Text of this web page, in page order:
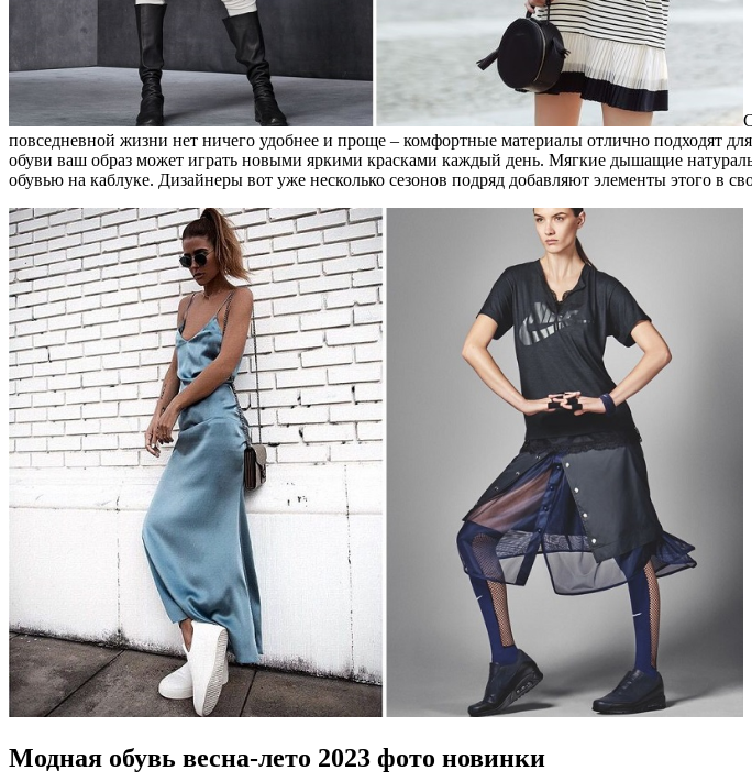
повседневной жизни нет ничего удобнее и проще – комфортные материалы отлично подходят
обуви ваш образ может играть новыми яркими красками каждый день. Мягкие дышащие
обувью на каблуке. Дизайнеры вот уже несколько сезонов подряд добавляют элементы этого в
Модная обувь весна-лето 2023 фото новинки